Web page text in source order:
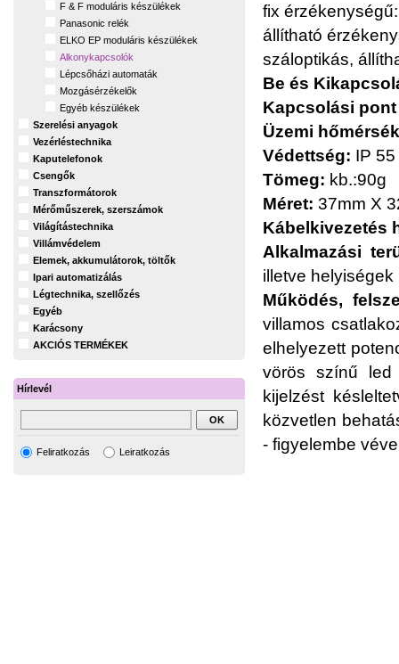
fix
állítható
száloptikás,
Be és
Kapcsolási
Üzemi
Védettség: IP 55
Tömeg: kb.:90g
Méret: 37mm X
Kábelkivezetés
Alkalmazási
illetve
Működés,
villamos
elhelyezett
vörös színű led
kijelzést
közvetlen
- figyelembe
F & F moduláris készülékek
Panasonic relék
ELKO EP moduláris készülékek
Alkonykapcsolók
Lépcsőházi automaták
Mozgásérzékelők
Egyéb készülékek
Szerelési anyagok
Vezérléstechnika
Kaputelefonok
Csengők
Transzformátorok
Mérőműszerek, szerszámok
Világítástechnika
Villámvédelem
Elemek, akkumulátorok, töltők
Ipari automatizálás
Légtechnika, szellőzés
Egyéb
Karácsony
AKCIÓS TERMÉKEK
Hírlevél
Feliratkozás Leiratkozás